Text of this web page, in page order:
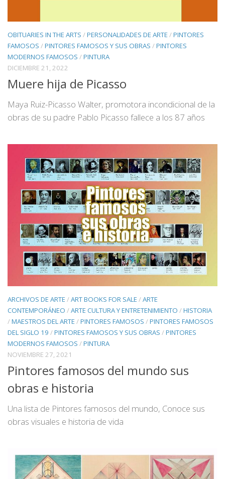
OBITUARIES IN THE ARTS /PERSONALIDADES DE ARTE /PINTORES
FAMOSOS /PINTORES FAMOSOS Y SUS OBRAS /PINTORES
MODERNOS FAMOSOS /PINTURA
DICIEMBRE 21, 2022
Muere hija de Picasso
Maya Ruiz-Picasso Walter, promotora incondicional de la
obras de su padre Pablo Picasso fallece a los 87 años
ARCHIVOS DE ARTE /ART BOOKS FOR SALE /ARTE
CONTEMPORÁNEO /ARTE CULTURA Y ENTRETENIMIENTO /HISTORIA
/MAESTROS DEL ARTE /PINTORES FAMOSOS /PINTORES FAMOSOS
DEL SIGLO 19 /PINTORES FAMOSOS Y SUS OBRAS /PINTORES
MODERNOS FAMOSOS /PINTURA
NOVIEMBRE 27, 2021
Pintores famosos del mundo sus
obras e historia
Una lista de Pintores famosos del mundo, Conoce sus
obras visuales e historia de vida